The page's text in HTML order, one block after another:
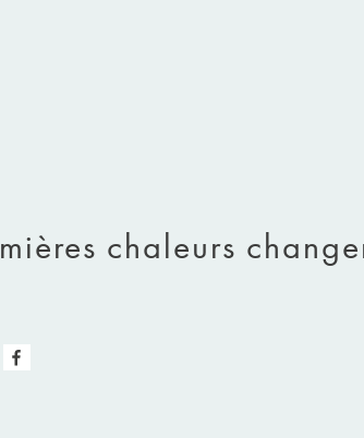
chaleurs